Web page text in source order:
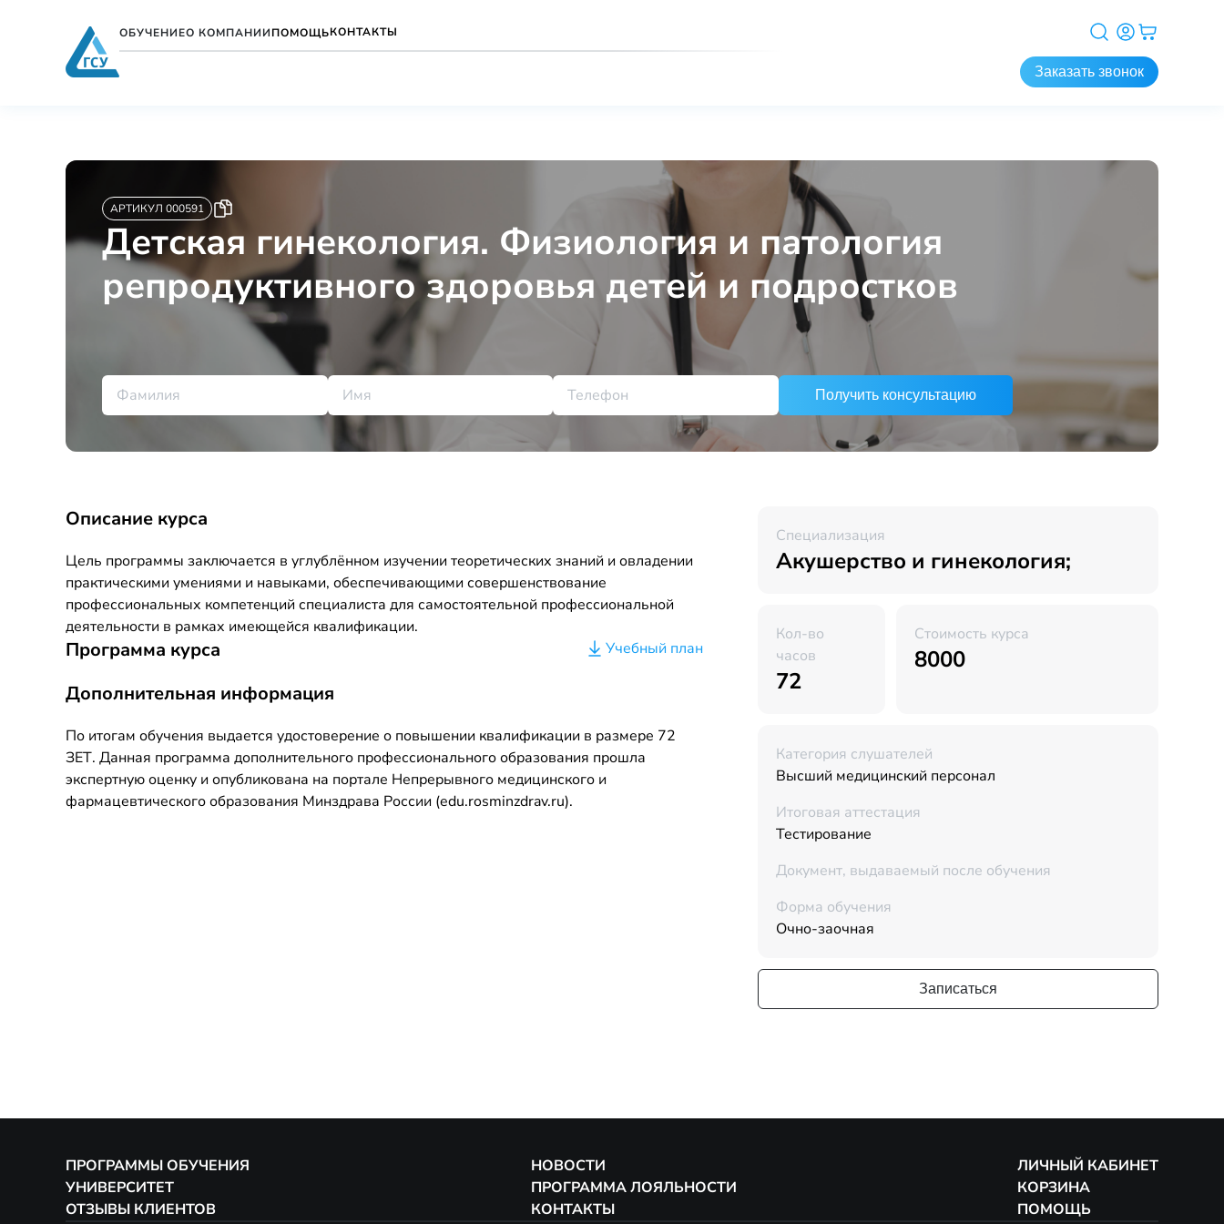
ОБУЧЕНИЕО КОМПАНИИПОМОЩЬКОНТАКТЫ
Заказать звонок
АРТИКУЛ 000591
Детская гинекология. Физиология и патология
репродуктивного здоровья детей и подростков
Получить консультацию
Описание курса
Цель программы заключается в углублённом изучении теоретических знаний и овладении
практическими умениями и навыками, обеспечивающими совершенствование
профессиональных компетенций специалиста для самостоятельной профессиональной
деятельности в рамках имеющейся квалификации.
Программа курса Учебный план
Дополнительная информация
По итогам обучения выдается удостоверение о повышении квалификации в размере 72
ЗЕТ. Данная программа дополнительного профессионального образования прошла
экспертную оценку и опубликована на портале Непрерывного медицинского и
фармацевтического образования Минздрава России (edu.rosminzdrav.ru).
Специализация
Акушерство и гинекология;
Кол-во
часов
72
Стоимость курса
8000
Категория слушателей
Высший медицинский персонал
Итоговая аттестация
Тестирование
Документ, выдаваемый после обучения
Форма обучения
Очно-заочная
Записаться
ПРОГРАММЫ ОБУЧЕНИЯ
УНИВЕРСИТЕТ
ОТЗЫВЫ КЛИЕНТОВ
НОВОСТИ
ПРОГРАММА ЛОЯЛЬНОСТИ
КОНТАКТЫ
ЛИЧНЫЙ КАБИНЕТ
КОРЗИНА
ПОМОЩЬ